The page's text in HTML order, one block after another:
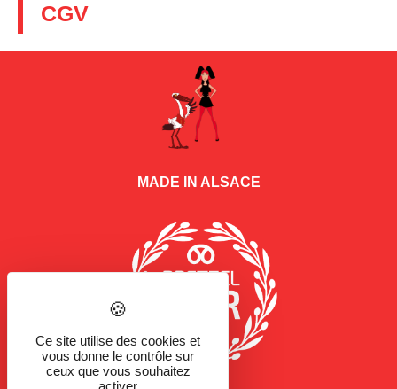
CGV
MADE IN ALSACE
Ce site utilise des cookies et
vous donne le contrôle sur
ceux que vous souhaitez
activer